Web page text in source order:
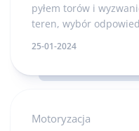
pyłem torów i
teren, wybór
25-01-2024
Motoryzacja